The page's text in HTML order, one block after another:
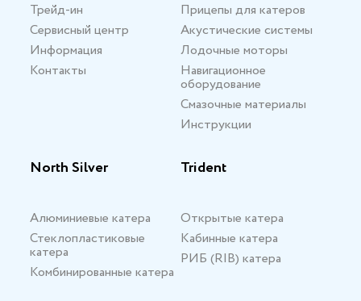
Трейд-ин
Сервисный центр
Информация
Контакты
Прицепы для катеров
Акустические системы
Лодочные моторы
Навигационное
оборудование
Смазочные материалы
Инструкции
North Silver
Алюминиевые катера
Стеклопластиковые
катера
Комбинированные катера
Trident
Открытые катера
Кабинные катера
РИБ (RIB) катера